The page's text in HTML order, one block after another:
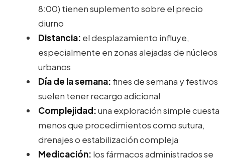
8:00) tienen suplemento sobre el precio
diurno
Distancia: el desplazamiento influye,
especialmente en zonas alejadas de núcleos
urbanos
Día de la semana: fines de semana y festivos
suelen tener recargo adicional
Complejidad:una exploración simple cuesta
menos que procedimientos como sutura,
drenajes o estabilización compleja
Medicación: los fármacos administrados se